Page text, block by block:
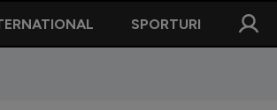
SPORTURI